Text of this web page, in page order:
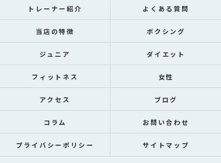
トレーナー紹介 よくある質問
当店の特徴 ボクシング
ジュニア ダイエット
フィットネス 女性
アクセス ブログ
コラム お問い合わせ
プライバシーポリシー サイトマップ